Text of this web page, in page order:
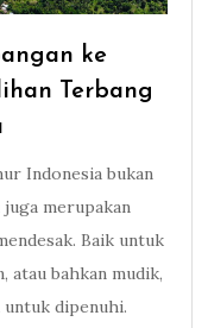
ke
Terbang
Indonesia bukan
merupakan
Baik untuk
atau bahkan mudik,
untuk dipenuhi.